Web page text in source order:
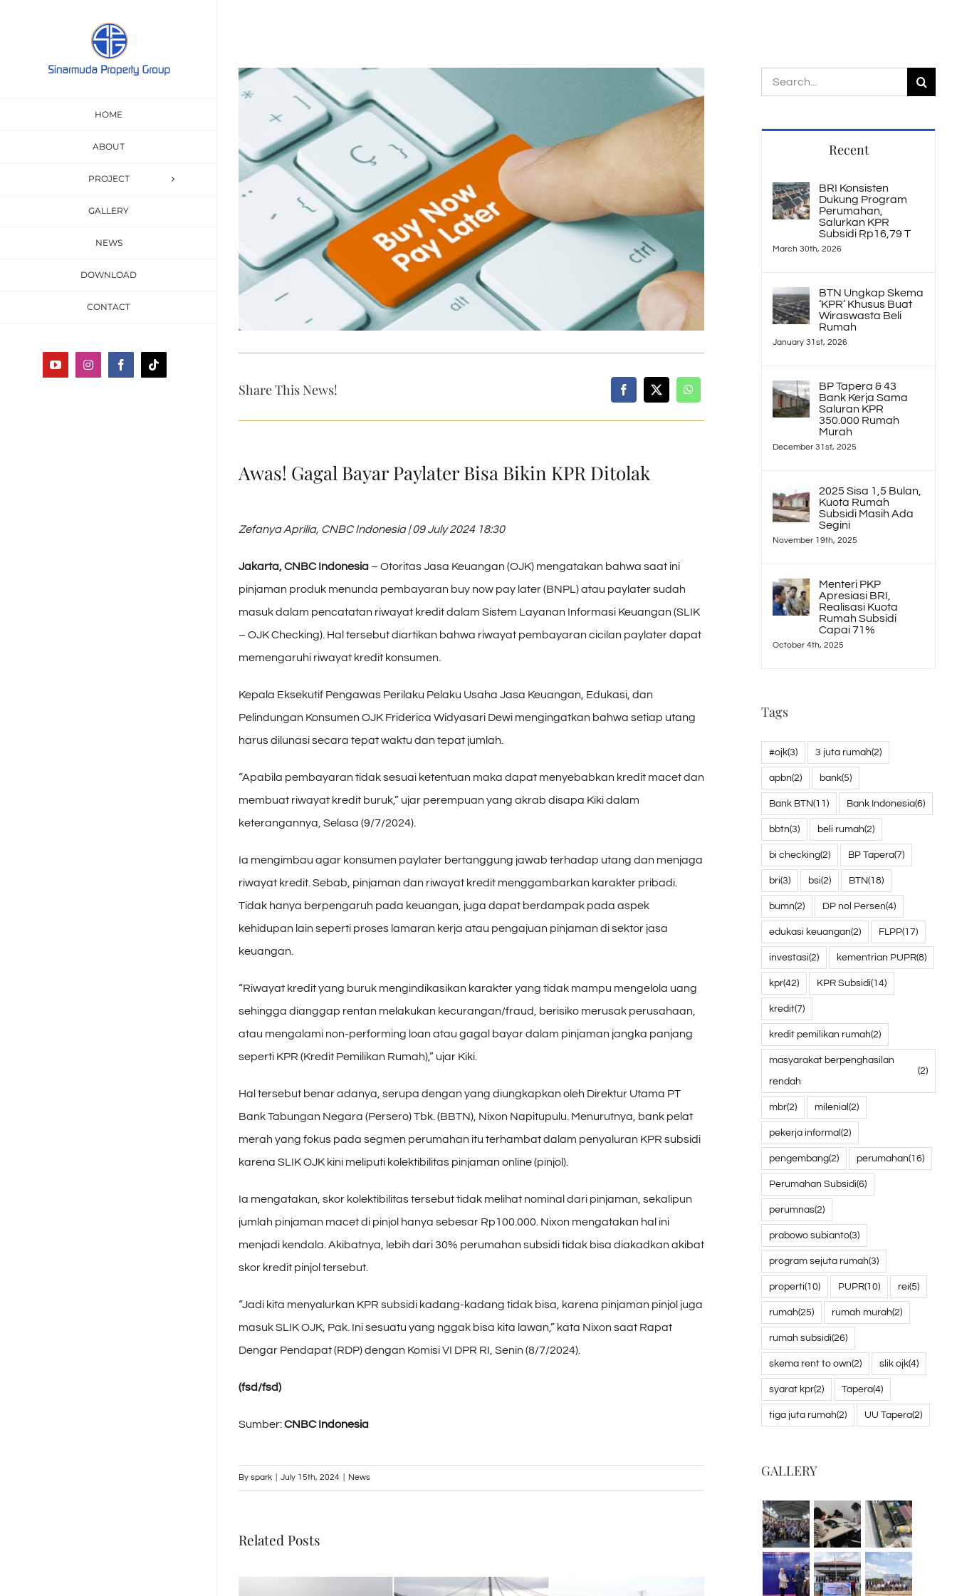
HOME
ABOUT
PROJECT
GALLERY
NEWS
DOWNLOAD
CONTACT
YouTubeInstagramFacebookTiktok
View
Larger
Image
Share This News!
Awas! Gagal Bayar Paylater Bisa Bikin KPR Ditolak
Zefanya Aprilia, CNBC Indonesia | 09 July 2024 18:30
Jakarta, CNBC Indonesia– Otoritas Jasa Keuangan (OJK) mengatakan bahwa saat ini
pinjaman produk menunda pembayaran buy now pay later (BNPL) atau paylater sudah
masuk dalam pencatatan riwayat kredit dalam Sistem Layanan Informasi Keuangan (SLIK
– OJK Checking). Hal tersebut diartikan bahwa riwayat pembayaran cicilan paylater dapat
memengaruhi riwayat kredit konsumen.
Kepala Eksekutif Pengawas Perilaku Pelaku Usaha Jasa Keuangan, Edukasi, dan
Pelindungan Konsumen OJK Friderica Widyasari Dewi mengingatkan bahwa setiap utang
harus dilunasi secara tepat waktu dan tepat jumlah.
“Apabila pembayaran tidak sesuai ketentuan maka dapat menyebabkan kredit macet dan
membuat riwayat kredit buruk,” ujar perempuan yang akrab disapa Kiki dalam
keterangannya, Selasa (9/7/2024).
Ia mengimbau agar konsumen paylater bertanggung jawab terhadap utang dan menjaga
riwayat kredit. Sebab, pinjaman dan riwayat kredit menggambarkan karakter pribadi.
Tidak hanya berpengaruh pada keuangan, juga dapat berdampak pada aspek
kehidupan lain seperti proses lamaran kerja atau pengajuan pinjaman di sektor jasa
keuangan.
“Riwayat kredit yang buruk mengindikasikan karakter yang tidak mampu mengelola uang
sehingga dianggap rentan melakukan kecurangan/fraud, berisiko merusak perusahaan,
atau mengalami non-performing loan atau gagal bayar dalam pinjaman jangka panjang
seperti KPR (Kredit Pemilikan Rumah),” ujar Kiki.
Hal tersebut benar adanya, serupa dengan yang diungkapkan oleh Direktur Utama PT
Bank Tabungan Negara (Persero) Tbk. (BBTN), Nixon Napitupulu. Menurutnya, bank pelat
merah yang fokus pada segmen perumahan itu terhambat dalam penyaluran KPR subsidi
karena SLIK OJK kini meliputi kolektibilitas pinjaman online (pinjol).
Ia mengatakan, skor kolektibilitas tersebut tidak melihat nominal dari pinjaman, sekalipun
jumlah pinjaman macet di pinjol hanya sebesar Rp100.000. Nixon mengatakan hal ini
menjadi kendala. Akibatnya, lebih dari 30% perumahan subsidi tidak bisa diakadkan akibat
skor kredit pinjol tersebut.
“Jadi kita menyalurkan KPR subsidi kadang-kadang tidak bisa, karena pinjaman pinjol juga
masuk SLIK OJK, Pak. Ini sesuatu yang nggak bisa kita lawan,” kata Nixon saat Rapat
Dengar Pendapat (RDP) dengan Komisi VI DPR RI, Senin (8/7/2024).
(fsd/fsd)
Sumber:CNBC Indonesia
By spark July 15th, 2024 News
Related Posts
Search
Recent
BRI Konsisten
Dukung Program
Perumahan,
Salurkan KPR
Subsidi Rp16,79 T
March 30th, 2026
BTN Ungkap Skema
‘KPR’ Khusus Buat
Wiraswasta Beli
Rumah
January 31st, 2026
BP Tapera & 43
Bank Kerja Sama
Saluran KPR
350.000 Rumah
Murah
December 31st, 2025
2025 Sisa 1,5 Bulan,
Kuota Rumah
Subsidi Masih Ada
Segini
November 19th, 2025
Menteri PKP
Apresiasi BRI,
Realisasi Kuota
Rumah Subsidi
Capai 71%
October 4th, 2025
Tags
#ojk(3) 3 juta rumah(2)
apbn(2) bank(5)
Bank BTN(11) Bank Indonesia(6)
bbtn(3) beli rumah(2)
bi checking(2) BP Tapera(7)
bri(3) bsi(2) BTN(18)
bumn(2) DP nol Persen(4)
edukasi keuangan(2) FLPP(17)
investasi(2) kementrian PUPR(8)
kpr(42) KPR Subsidi(14)
kredit(7)
kredit pemilikan rumah(2)
masyarakat berpenghasilan
rendah
(2)
mbr(2) milenial(2)
pekerja informal(2)
pengembang(2) perumahan(16)
Perumahan Subsidi(6)
perumnas(2)
prabowo subianto(3)
program sejuta rumah(3)
properti(10) PUPR(10) rei(5)
rumah(25) rumah murah(2)
rumah subsidi(26)
skema rent to own(2) slik ojk(4)
syarat kpr(2) Tapera(4)
tiga juta rumah(2) UU Tapera(2)
GALLERY